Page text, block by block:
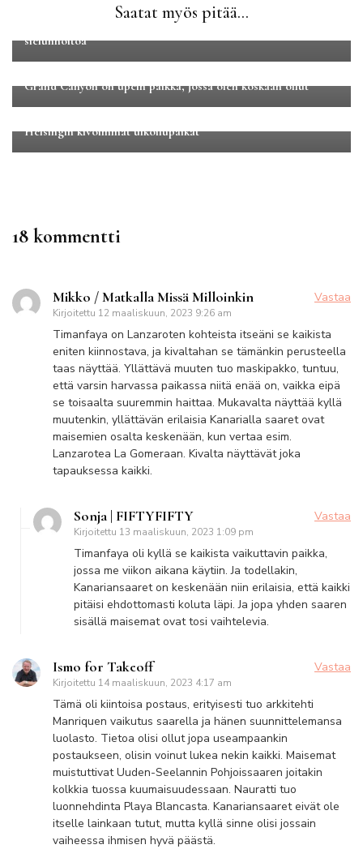
Saatat myös pitää...
Koronavuoden ainoa ulkomaanmatka Tallinnaan oli
sielunhoitoa
Grand Canyon on upein paikka, jossa olen koskaan ollut
Helsingin kivoimmat ulkoilupaikat
18 kommentti
Mikko / Matkalla Missä Milloinkin
Kirjoitettu 12 maaliskuun, 2023 9:26 am
Vastaa
Timanfaya on Lanzaroten kohteista itseäni se kaikista
eniten kiinnostava, ja kivaltahan se tämänkin perusteella
taas näyttää. Yllättävä muuten tuo maskipakko, tuntuu,
että varsin harvassa paikassa niitä enää on, vaikka eipä
se toisaalta suuremmin haittaa. Mukavalta näyttää kyllä
muutenkin, yllättävän erilaisia Kanarialla saaret ovat
maisemien osalta keskenään, kun vertaa esim.
Lanzarotea La Gomeraan. Kivalta näyttävät joka
tapauksessa kaikki.
Sonja | FIFTYFIFTY
Kirjoitettu 13 maaliskuun, 2023 1:09 pm
Vastaa
Timanfaya oli kyllä se kaikista vaikuttavin paikka,
jossa me viikon aikana käytiin. Ja todellakin,
Kanariansaaret on keskenään niin erilaisia, että kaikki
pitäisi ehdottomasti koluta läpi. Ja jopa yhden saaren
sisällä maisemat ovat tosi vaihtelevia.
Ismo for Takeoff
Kirjoitettu 14 maaliskuun, 2023 4:17 am
Vastaa
Tämä oli kiintoisa postaus, erityisesti tuo arkkitehti
Manriquen vaikutus saarella ja hänen suunnittelemansa
luolasto. Tietoa olisi ollut jopa useampaankin
postaukseen, olisin voinut lukea nekin kaikki. Maisemat
muistuttivat Uuden-Seelannin Pohjoissaaren joitakin
kolkkia tuossa kuumaisuudessaan. Nauratti tuo
luonnehdinta Playa Blancasta. Kanariansaaret eivät ole
itselle lainkaan tutut, mutta kyllä sinne olisi jossain
vaiheessa ihmisen hyvä päästä.